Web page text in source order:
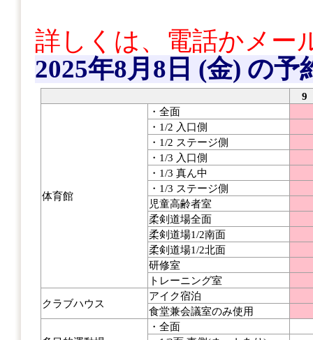
詳しくは、電話かメー
2025年8月8日 (金) の予
9
体育館
・全面
・1/2 入口側
・1/2 ステージ側
・1/3 入口側
・1/3 真ん中
・1/3 ステージ側
児童高齢者室
柔剣道場全面
柔剣道場1/2南面
柔剣道場1/2北面
研修室
トレーニング室
クラブハウス
アイク宿泊
食堂兼会議室のみ使用
・全面